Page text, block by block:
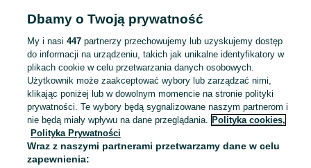
Zara sukienka tunika jeansowa M
35 zł
39,73 zł z Pakietem Ochronnym
Warszawa, Targówek
23 lipca 2026
M / 38
bawełna
Dbamy o Twoją prywatność
My i nasi 447partnerzy przechowujemy lub uzyskujemy dostęp
do informacji na urządzeniu, takich jak unikalne identyfikatory w
plikach cookie w celu przetwarzania danych osobowych.
Użytkownik może zaakceptować wybory lub zarządzać nimi,
klikając poniżej lub w dowolnym momencie na stronie polityki
prywatności. Te wybory będą sygnalizowane naszym partnerom i
nie będą miały wpływu na dane przeglądania. Polityka cookies,
Polityka Prywatności
Wraz z naszymi partnerami przetwarzamy dane w celu
zapewnienia: